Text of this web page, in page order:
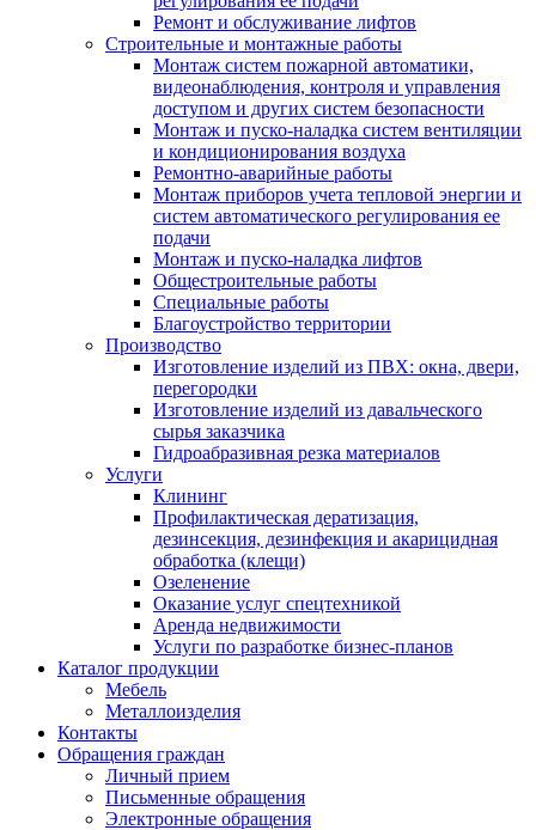
Ремонт и обслуживание лифтов
Строительные и монтажные работы
Монтаж систем пожарной автоматики,
видеонаблюдения, контроля и управления
доступом и других систем безопасности
Монтаж и пуско-наладка систем вентиляции
и кондиционирования воздуха
Ремонтно-аварийные работы
Монтаж приборов учета тепловой энергии и
систем автоматического регулирования ее
подачи
Монтаж и пуско-наладка лифтов
Общестроительные работы
Специальные работы
Благоустройство территории
Производство
Изготовление изделий из ПВХ: окна, двери,
перегородки
Изготовление изделий из давальческого
сырья заказчика
Гидроабразивная резка материалов
Услуги
Клининг
Профилактическая дератизация,
дезинсекция, дезинфекция и акарицидная
обработка (клещи)
Озеленение
Оказание услуг спецтехникой
Аренда недвижимости
Услуги по разработке бизнес-планов
Каталог продукции
Мебель
Металлоизделия
Контакты
Обращения граждан
Личный прием
Письменные обращения
Электронные обращения